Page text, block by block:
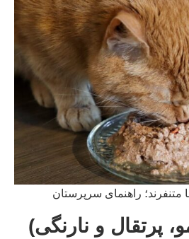
متنفرند؛ راهنمای سرپرستان